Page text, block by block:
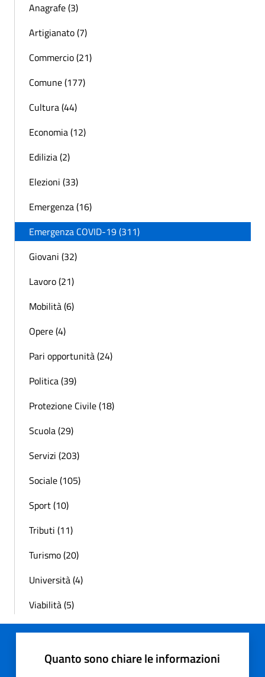
Anagrafe (3)
Artigianato (7)
Commercio (21)
Comune (177)
Cultura (44)
Economia (12)
Edilizia (2)
Elezioni (33)
Emergenza (16)
Emergenza COVID-19 (311)
Giovani (32)
Lavoro (21)
Mobilità (6)
Opere (4)
Pari opportunità (24)
Politica (39)
Protezione Civile (18)
Scuola (29)
Servizi (203)
Sociale (105)
Sport (10)
Tributi (11)
Turismo (20)
Università (4)
Viabilità (5)
Quanto sono chiare le informazioni